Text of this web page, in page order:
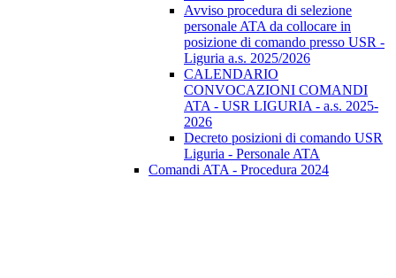
Avviso procedura di selezione
personale ATA da collocare in
posizione di comando presso USR -
Liguria a.s. 2025/2026
CALENDARIO
CONVOCAZIONI COMANDI
ATA - USR LIGURIA - a.s. 2025-
2026
Decreto posizioni di comando USR
Liguria - Personale ATA
Comandi ATA - Procedura 2024